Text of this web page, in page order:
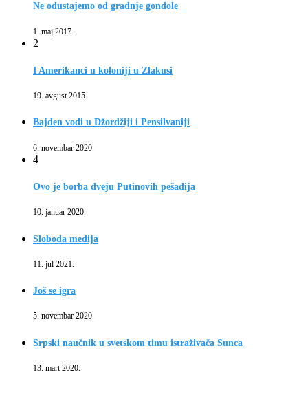
Ne odustajemo od gradnje gondole
1. maj 2017.
2
I Amerikanci u koloniji u Zlakusi
19. avgust 2015.
Bajden vodi u Džordžiji i Pensilvaniji
6. novembar 2020.
4
Ovo je borba dveju Putinovih pešadija
10. januar 2020.
Sloboda medija
11. jul 2021.
Još se igra
5. novembar 2020.
Srpski naučnik u svetskom timu istraživača Sunca
13. mart 2020.